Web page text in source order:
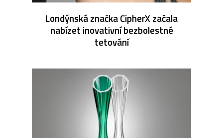
Londýnská značka CipherX začala
nabízet inovativní bezbolestné
tetování